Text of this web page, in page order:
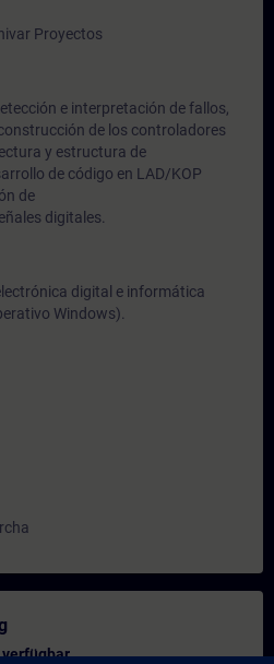
Proyectos
e interpretación de fallos,
de los controladores
y estructura de
de código en LAD/KOP
de
digitales.
digital e informática
Windows).